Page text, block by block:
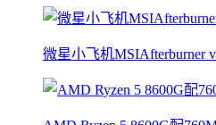
微星小飞机MSIAfterburner